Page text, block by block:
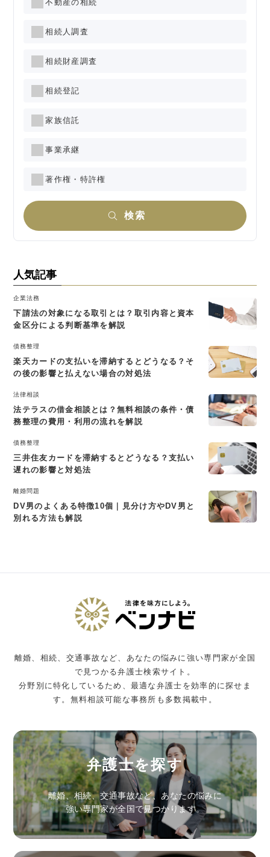
不動産の相続
相続人調査
相続財産調査
相続登記
家族信託
事業承継
著作権・特許権
検索
人気記事
企業法務
下請法の対象になる取引とは？取引内容と資本
金区分による判断基準を解説
債務整理
楽天カードの支払いを滞納するとどうなる？そ
の後の影響と払えない場合の対処法
法律相談
法テラスの借金相談とは？無料相談の条件・債
務整理の費用・利用の流れを解説
債務整理
三井住友カードを滞納するとどうなる？支払い
遅れの影響と対処法
離婚問題
DV男のよくある特徴10個｜見分け方やDV男と
別れる方法も解説
離婚、相続、交通事故など、あなたの悩みに強い専門家が全国
で見つかる弁護士検索サイト。
分野別に特化しているため、最適な弁護士を効率的に探せま
す。無料相談可能な事務所も多数掲載中。
弁護士を探す
離婚、相続、交通事故など、あなたの悩みに
強い専門家が全国で見つかります。